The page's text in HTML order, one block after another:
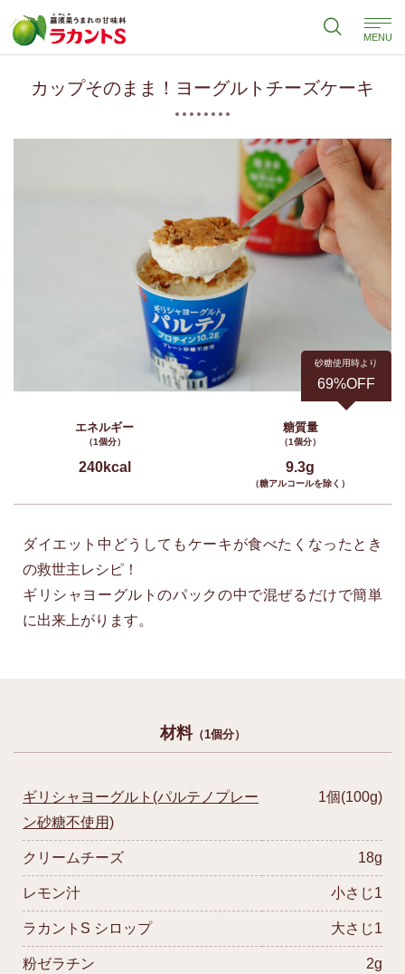
MENU
カップそのまま！ヨーグルトチーズケーキ
砂糖使用時より
69%OFF
エネルギー
（1個分）
240kcal
糖質量
（1個分）
9.3g
（糖アルコールを除く）
ダイエット中どうしてもケーキが食べたくなったとき
の救世主レシピ！
ギリシャヨーグルトのパックの中で混ぜるだけで簡単
に出来上がります。
材料（1個分）
ギリシャヨーグルト(パルテノプレー
ン砂糖不使用)
1個(100g)
クリームチーズ 18g
レモン汁 小さじ1
ラカントS シロップ 大さじ1
粉ゼラチン 2g